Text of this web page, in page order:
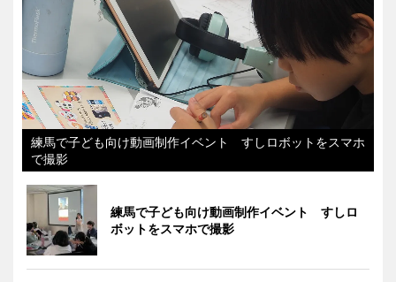
練馬で子ども向け動画制作イベント すしロボットをスマホ
で撮影
練馬で子ども向け動画制作イベント すしロ
ボットをスマホで撮影